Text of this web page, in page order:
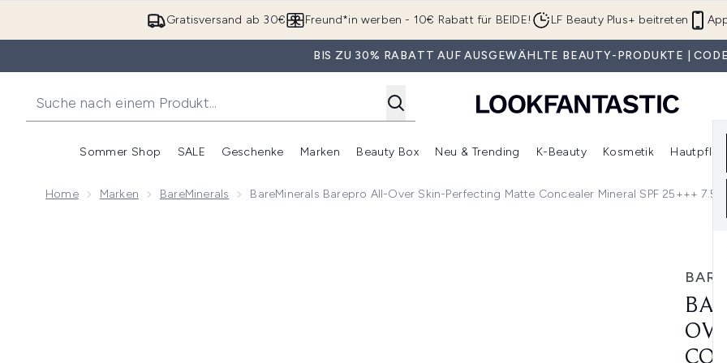
Zum Hauptinhalt springen
Gratisversand ab 30€ Freund*in werben - 10€ Rabatt für BEIDE! LF Beauty Plus+ beitreten
BIS ZU 30% RABATT AUF AUSGEWÄHLTE BEAUTY-PRODUKTE |
Sommer Shop
Untermenü Anmelden (Sommer Shop)
SALE
Untermenü Anmelden (SALE)
Geschenke
Untermenü Anmelden (Geschenke)
Marken
Untermenü Anmelden (Marken)
Beauty Box
Untermenü Anmelden (Beauty Box)
Neu & Trending
Untermenü Anmelden (Neu &
K-Beauty Kosmetik Hautpflege
Home Marken BareMinerals BareMinerals Barepro All-Over Skin-Perfecting Matte Concealer Mineral SPF 25+++